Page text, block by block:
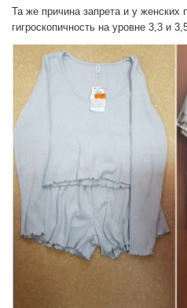
Та же причина запрета и у женских
гигроскопичность на уровне 3,3 и